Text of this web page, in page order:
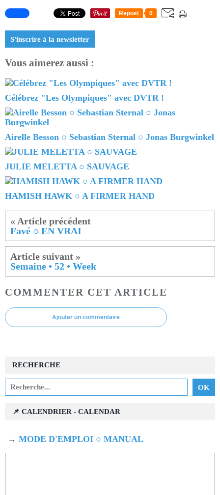
Repost 0
S'inscrire à la newsletter
Vous aimerez aussi :
Célébrez "Les Olympiques" avec DVTR !
Airelle Besson ○ Sebastian Sternal ○ Jonas Burgwinkel
JULIE MELETTA ○ SAUVAGE
HAMISH HAWK ○ A FIRMER HAND
Favé ○ EN VRAI
Semaine • 52 • Week
COMMENTER CET ARTICLE
Ajouter un commentaire
RECHERCHE
📌 CALENDRIER - CALENDAR
→ MODE D'EMPLOI ○ MANUAL